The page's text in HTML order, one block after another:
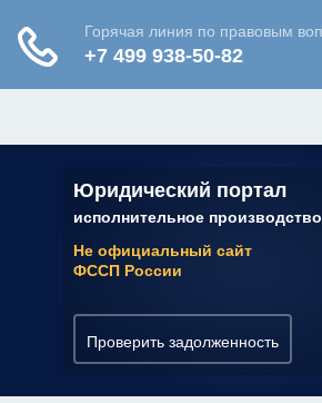
Юридический портал
исполнительное производство
Не официальный сайт
ФССП России
Проверить задолженность
✆ 7 (800) 350-22-64